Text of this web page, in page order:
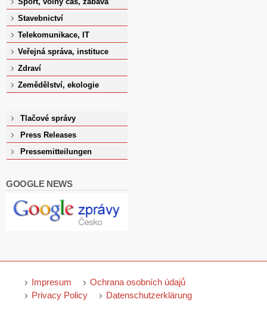
Stavebnictví
Telekomunikace, IT
Veřejná správa, instituce
Zdraví
Zemědělství, ekologie
Tlačové správy
Press Releases
Pressemitteilungen
GOOGLE NEWS
Impresum
Ochrana osobních údajů
Privacy Policy
Datenschutzerklärung